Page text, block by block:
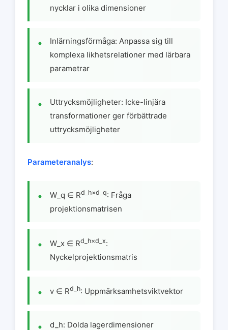
nycklar i olika dimensioner
Inlärningsförmåga: Anpassa sig till
komplexa likhetsrelationer med lärbara
parametrar
Uttrycksmöjligheter: Icke-linjära
transformationer ger förbättrade
uttrycksmöjligheter
Parameteranalys:
W_q ∈ Rd_h×d_q: Fråga
projektionsmatrisen
W_x ∈ Rd_h×d_x:
Nyckelprojektionsmatris
v ∈ Rd_h: Uppmärksamhetsviktvektor
d_h: Dolda lagerdimensioner